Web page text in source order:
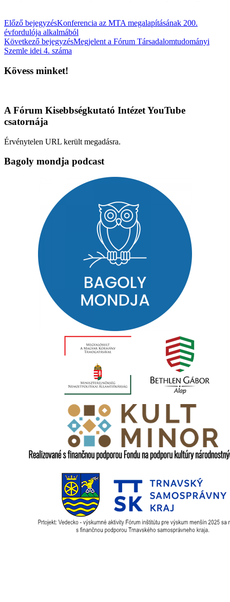
Előző bejegyzésKonferencia az MTA megalapításának 200.
évfordulója alkalmából
Következő bejegyzésMegjelent a Fórum Társadalomtudományi
Szemle idei 4. száma
Kövess minket!
A Fórum Kisebbségkutató Intézet YouTube
csatornája
Érvénytelen URL került megadásra.
Bagoly mondja podcast